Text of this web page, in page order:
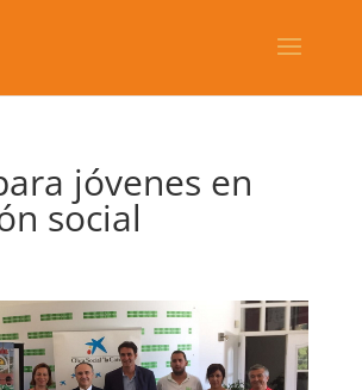
jóvenes en
social